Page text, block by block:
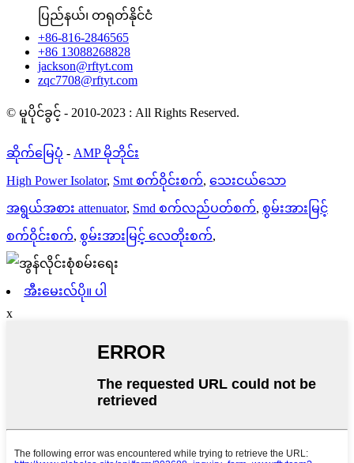
ပြည်နယ်၊ တရုတ်နိုင်ငံ
+86-816-2846565
+86 13088268828
jackson@rftyt.com
zqc7708@rftyt.com
© မူပိုင်ခွင့် - 2010-2023 : All Rights Reserved.
ဆိုက်မြေပုံ - AMP မိုဘိုင်း
High Power Isolator, Smt စက်ဝိုင်းစက်, သေးငယ်သော
အရွယ်အစား attenuator, Smd စက်လည်ပတ်စက်, စွမ်းအားမြင့်
စက်ဝိုင်းစက်, စွမ်းအားမြင့် လေတိုးစက်,
အီးမေးလ်ပို။ ပါ
x